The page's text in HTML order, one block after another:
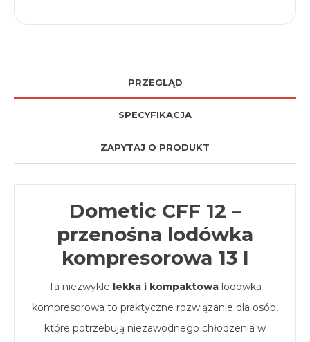
PRZEGLĄD
SPECYFIKACJA
ZAPYTAJ O PRODUKT
Dometic CFF 12 –
przenośna lodówka
kompresorowa 13 l
Ta niezwykle lekka i kompaktowa lodówka
kompresorowa to praktyczne rozwiązanie dla osób,
które potrzebują niezawodnego chłodzenia w